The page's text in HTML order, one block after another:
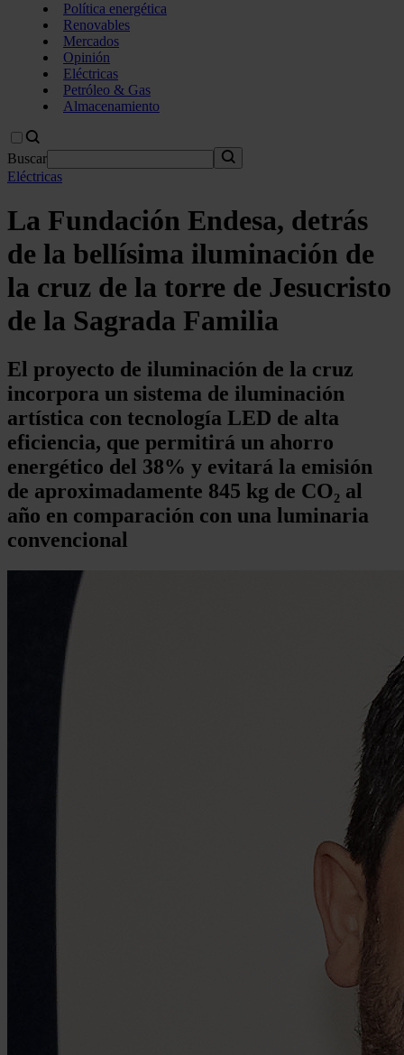
Política energética
Renovables
Mercados
Opinión
Eléctricas
Petróleo & Gas
Almacenamiento
Buscar
Eléctricas
La Fundación Endesa, detrás
de la bellísima iluminación de
la cruz de la torre de Jesucristo
de la Sagrada Familia
El proyecto de iluminación de la cruz
incorpora un sistema de iluminación
artística con tecnología LED de alta
eficiencia, que permitirá un ahorro
energético del 38% y evitará la emisión
de aproximadamente 845 kg de CO₂ al
año en comparación con una luminaria
convencional